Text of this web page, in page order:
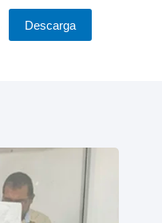
Descarga